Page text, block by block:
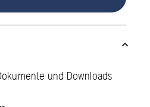
und Downloads